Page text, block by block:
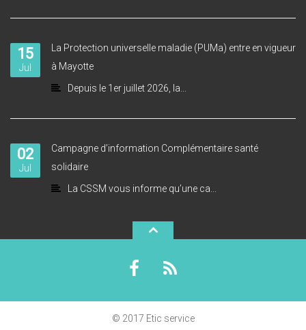
15
Jul
La Protection universelle maladie (PUMa) entre en vigueur
à Mayotte
Depuis le 1er juillet 2026, la...
02
Jul
Campagne d’information Complémentaire santé
solidaire
La CSSM vous informe qu’une ca...
© 2017 Etic service